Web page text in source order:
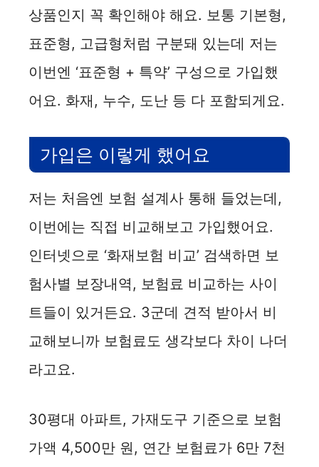
상품인지 꼭 확인해야 해요. 보통 기본형,
표준형, 고급형처럼 구분돼 있는데 저는
이번엔 ‘표준형 + 특약’ 구성으로 가입했
어요. 화재, 누수, 도난 등 다 포함되게요.
가입은 이렇게 했어요
저는 처음엔 보험 설계사 통해 들었는데,
이번에는 직접 비교해보고 가입했어요.
인터넷으로 ‘화재보험 비교’ 검색하면 보
험사별 보장내역, 보험료 비교하는 사이
트들이 있거든요. 3군데 견적 받아서 비
교해보니까 보험료도 생각보다 차이 나더
라고요.
30평대 아파트, 가재도구 기준으로 보험
가액 4,500만 원, 연간 보험료가 6만 7천